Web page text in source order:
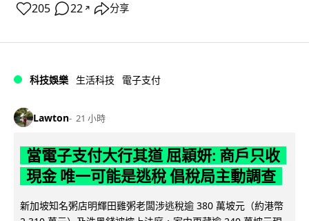
205 22 ↗ 分享
科技娛樂 生活科技 電子支付
Lawton 21 小時
當電子支付大行其道 屈穎妍: 商戶只收
現金 唯一可能是逃稅 倡稅局主動調查
新加坡知名粥店明輝田雞粥老闆涉逃稅逾 380 萬坡元（約港幣